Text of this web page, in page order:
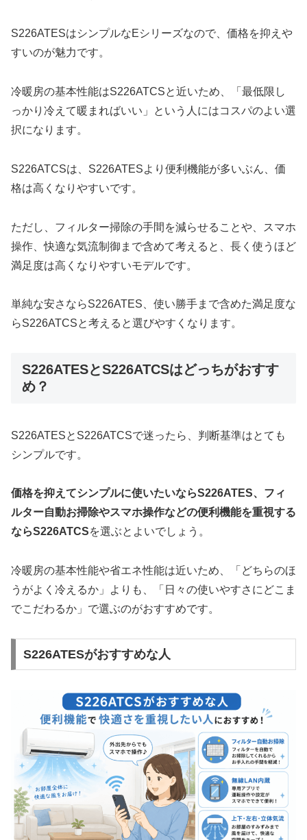
S226ATESはシンプルなEシリーズなので、価格を抑えや
すいのが魅力です。
冷暖房の基本性能はS226ATCSと近いため、「最低限し
っかり冷えて暖まればいい」という人にはコスパのよい選
択になります。
S226ATCSは、S226ATESより便利機能が多いぶん、価
格は高くなりやすいです。
ただし、フィルター掃除の手間を減らせることや、スマホ
操作、快適な気流制御まで含めて考えると、長く使うほど
満足度は高くなりやすいモデルです。
単純な安さならS226ATES、使い勝手まで含めた満足度な
らS226ATCSと考えると選びやすくなります。
S226ATESとS226ATCSはどっちがおすす
め？
S226ATESとS226ATCSで迷ったら、判断基準はとても
シンプルです。
価格を抑えてシンプルに使いたいならS226ATES、フィ
ルター自動お掃除やスマホ操作などの便利機能を重視する
ならS226ATCSを選ぶとよいでしょう。
冷暖房の基本性能や省エネ性能は近いため、「どちらのほ
うがよく冷えるか」よりも、「日々の使いやすさにどこま
でこだわるか」で選ぶのがおすすめです。
S226ATESがおすすめな人